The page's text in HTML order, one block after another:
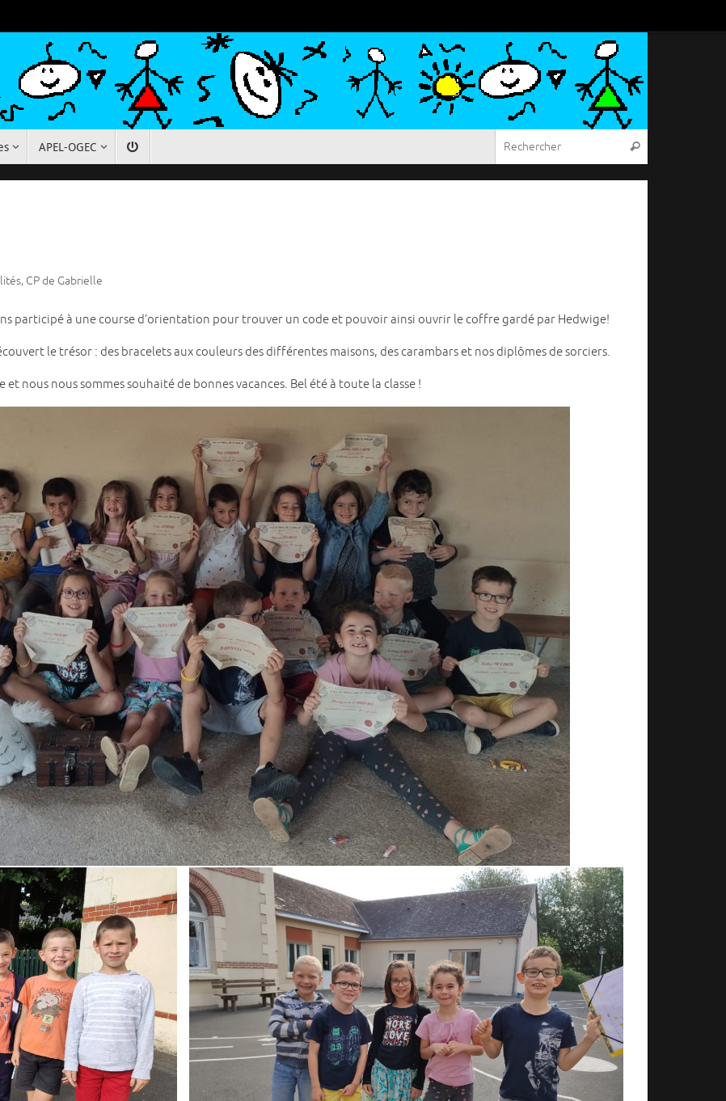
APEL-OGEC Rechercher
, CP de Gabrielle
participé à une course d’orientation pour trouver un code et pouvoir ainsi ouvrir le coffre gardé par Hedwige!
le trésor : des bracelets aux couleurs des différentes maisons, des carambars et nos diplômes de sorciers.
et nous nous sommes souhaité de bonnes vacances. Bel été à toute la classe !